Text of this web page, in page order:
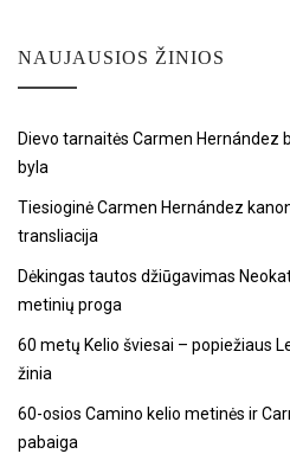
NAUJAUSIOS ŽINIOS
Dievo tarnaitės Carmen Hernández
byla
Tiesioginė Carmen Hernández
transliacija
Dėkingas tautos džiūgavimas
metinių proga
60 metų Kelio šviesai – popiežiaus
žinia
60-osios Camino kelio metinės ir
pabaiga